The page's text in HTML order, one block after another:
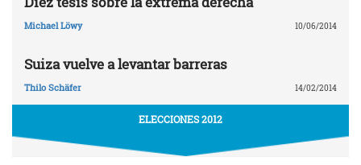
Michael Löwy 10/06/2014
Suiza vuelve a levantar barreras
Thilo Schäfer 14/02/2014
ELECCIONES 2012